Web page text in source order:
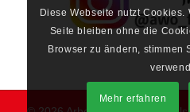
Diese Webseite nutzt
Seite bleiben ohne die
Browser zu ändern, stimmen
Mehr erfahren